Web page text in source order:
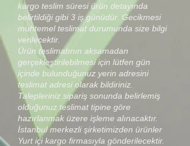
kargo teslim süresi ürün detayında
belirtildiği gibi 3 iş günüdür. Gecikmesi
muhtemel teslimat durumunda size bilgi
verilecektir.
Ürün teslimatının aksamadan
gerçekleştirilebilmesi için lütfen gün
içinde bulunduğunuz yerin adresini
teslimat adresi olarak bildiriniz.
Talepleriniz sipariş sonunda belirlemiş
olduğunuz teslimat tipine göre
hazırlanmak üzere işleme alınacaktır.
İstanbul merkezli şirketimizden ürünler
Yurt içi kargo firmasıyla gönderilecektir.